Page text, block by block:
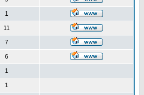
1
11
7
6
1
1